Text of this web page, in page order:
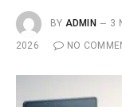
BY ADMIN 3
2026
NO